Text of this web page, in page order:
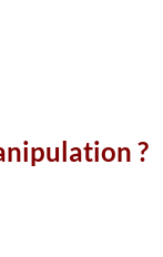
?